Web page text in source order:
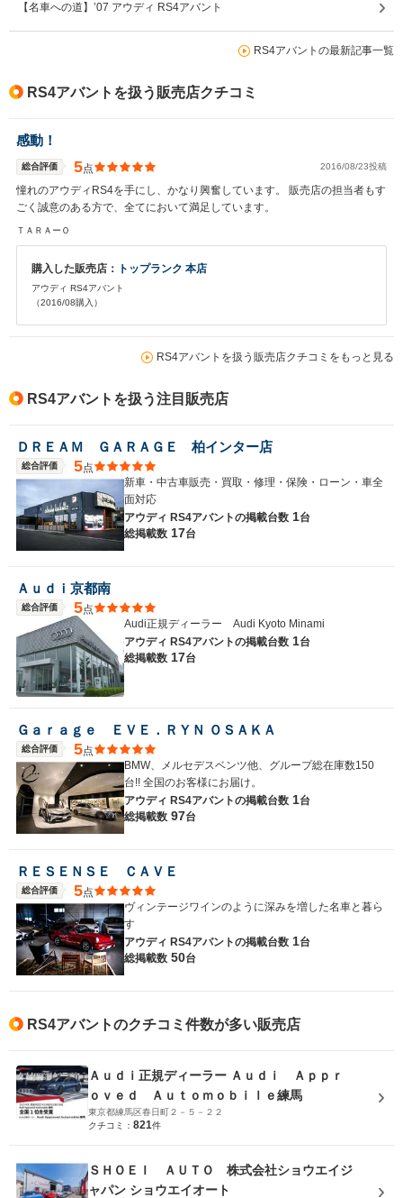
【名車への道】’07 アウディ RS4アバント
RS4アバントの最新記事一覧
RS4アバントを扱う販売店クチコミ
感動！
総合評価 5点 2016/08/23投稿
憧れのアウディRS4を手にし、かなり興奮しています。 販売店の担当者もす
ごく誠意のある方で、全てにおいて満足しています。
ＴＡＲＡーＯ
購入した販売店： トップランク 本店
アウディ RS4アバント
（2016/08購入）
RS4アバントを扱う販売店クチコミをもっと見る
RS4アバントを扱う注目販売店
ＤＲＥＡＭ ＧＡＲＡＧＥ 柏インター店
総合評価 5点
新車・中古車販売・買取・修理・保険・ローン・車全
面対応
アウディ RS4アバントの掲載台数 1台
総掲載数 17台
Ａｕｄｉ京都南
総合評価 5点
Audi正規ディーラー Audi Kyoto Minami
アウディ RS4アバントの掲載台数 1台
総掲載数 17台
Ｇａｒａｇｅ ＥＶＥ．ＲＹＮ ＯＳＡＫＡ
総合評価 5点
BMW、メルセデスベンツ他、グループ総在庫数150
台!! 全国のお客様にお届け。
アウディ RS4アバントの掲載台数 1台
総掲載数 97台
ＲＥＳＥＮＳＥ ＣＡＶＥ
総合評価 5点
ヴィンテージワインのように深みを増した名車と暮ら
す
アウディ RS4アバントの掲載台数 1台
総掲載数 50台
RS4アバントのクチコミ件数が多い販売店
Ａｕｄｉ正規ディーラー Ａｕｄｉ Ａｐｐｒ
ｏｖｅｄ Ａｕｔｏｍｏｂｉｌｅ練馬
東京都練馬区春日町２－５－２２
クチコミ： 821件
ＳＨＯＥＩ ＡＵＴＯ 株式会社ショウエイジ
ャパン ショウエイオート